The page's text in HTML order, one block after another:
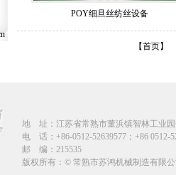
POY细旦丝纺丝设备
【首页】
地 址：江苏省常熟市董浜镇智林工业
电 话：+86-0512-52639577；+86
邮 编：215535
版权所有：© 常熟市苏鸿机械制造有